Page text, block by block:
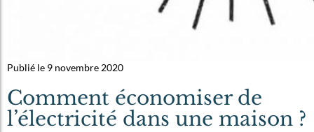
Publié le 9 novembre 2020
Comment économiser de
l’électricité dans une maison ?